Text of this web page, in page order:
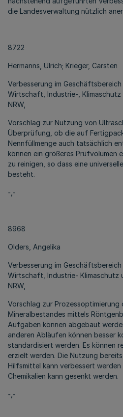
die Landesverwaltung nützlich
8722
Hermanns, Ulrich; Krieger, Carsten
Verbesserung im
Wirtschaft, Industrie-, Klimaschutz
NRW,
Vorschlag zur Nutzung von
Überprüfung, ob die auf
Nennfüllmenge auch tatsächlich
können ein größeres Prüfvolumen
zu reinigen, so dass eine
besteht.
-,-
8968
Olders, Angelika
Verbesserung im
Wirtschaft, Industrie- Klimaschutz
NRW,
Vorschlag zur Prozessoptimierung
Mineralbestandes mittels
Aufgaben können abgebaut
anderen Abläufen können besser
standardisiert werden. Es können
erzielt werden. Die Nutzung
Hilfsmittel kann verbessert werden
Chemikalien kann gesenkt werden.
-,-